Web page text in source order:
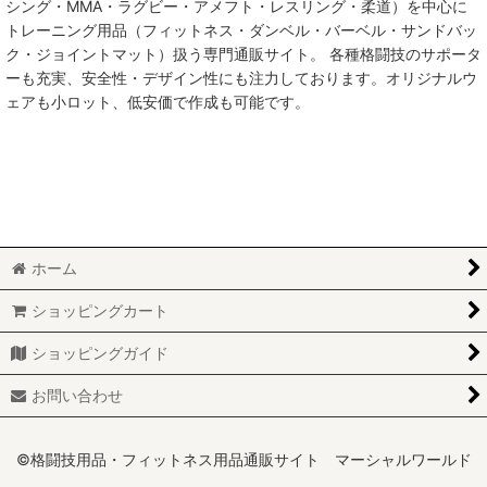
MMA総合格闘技
柔術
少林寺拳法
サンボ
レスリング
MARTIAL WORLD
シング・MMA・ラグビー・アメフト・レスリング・柔道）を中心に
トレーニング用品（フィットネス・ダンベル・バーベル・サンドバッ
ク・ジョイントマット）扱う専門通販サイト。 各種格闘技のサポータ
ーも充実、安全性・デザイン性にも注力しております。オリジナルウ
ェアも小ロット、低安価で作成も可能です。
ホーム
ショッピングカート
ショッピングガイド
お問い合わせ
©格闘技用品・フィットネス用品通販サイト マーシャルワールド